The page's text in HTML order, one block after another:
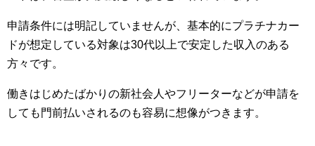
申請条件には明記していませんが、基本的にプラチナカー
ドが想定している対象は30代以上で安定した収入のある
方々です。
働きはじめたばかりの新社会人やフリーターなどが申請を
しても門前払いされるのも容易に想像がつきます。